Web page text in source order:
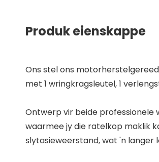
Produk eienskappe
Ons stel ons
met 1 wringkragsleutel, 1
Ontwerp vir beide
waarmee jy die ratelkop maklik
slytasieweerstand, wat 'n langer